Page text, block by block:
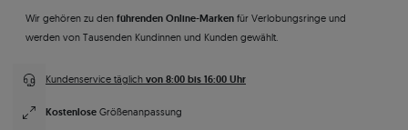
Wir gehören zu den führenden Online-Marken für Verlobungsringe und
werden von Tausenden Kundinnen und Kunden gewählt.
Kundenservice täglich von 8:00 bis 16:00 Uhr
Kostenlose Größenanpassung